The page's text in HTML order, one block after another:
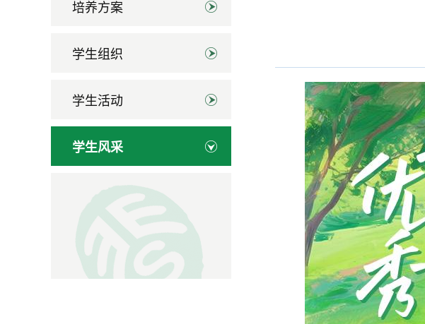
培养方案
学生组织
学生活动
学生风采